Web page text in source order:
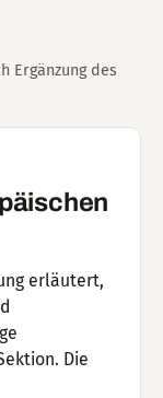
Ergänzung des
erläutert,
Die